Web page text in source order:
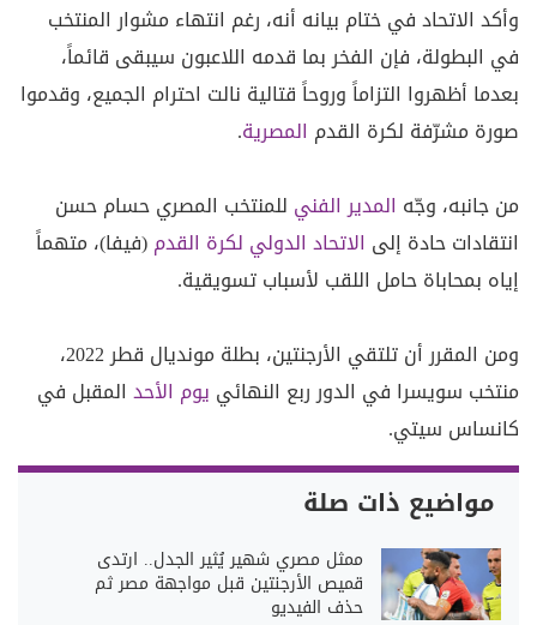
وأكد الاتحاد في ختام بيانه أنه، رغم انتهاء مشوار المنتخب
في البطولة، فإن الفخر بما قدمه اللاعبون سيبقى قائماً،
بعدما أظهروا التزاماً وروحاً قتالية نالت احترام الجميع، وقدموا
صورة مشرّفة لكرة القدم المصرية.
من جانبه، وجّه المدير الفني للمنتخب المصري حسام حسن
انتقادات حادة إلى الاتحاد الدولي لكرة القدم(فيفا)، متهماً
إياه بمحاباة حامل اللقب لأسباب تسويقية.
ومن المقرر أن تلتقي الأرجنتين، بطلة مونديال قطر 2022،
منتخب سويسرا في الدور ربع النهائي يوم الأحد المقبل في
كانساس سيتي.
مواضيع ذات صلة
ممثل مصري شهير يُثير الجدل.. ارتدى
قميص الأرجنتين قبل مواجهة مصر ثم
حذف الفيديو